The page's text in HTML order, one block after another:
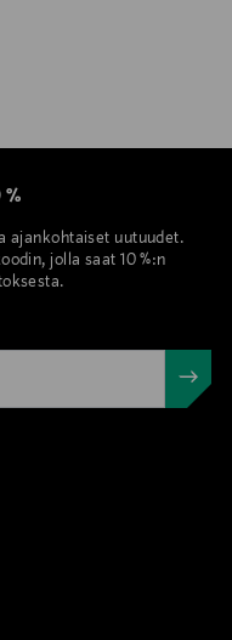
%
ajankohtaiset uutuudet.
jolla saat 10 %:n